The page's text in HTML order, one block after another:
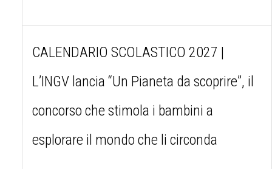
CALENDARIO SCOLASTICO 2027 |
L’INGV lancia “Un Pianeta da scoprire”, il
concorso che stimola i bambini a
esplorare il mondo che li circonda